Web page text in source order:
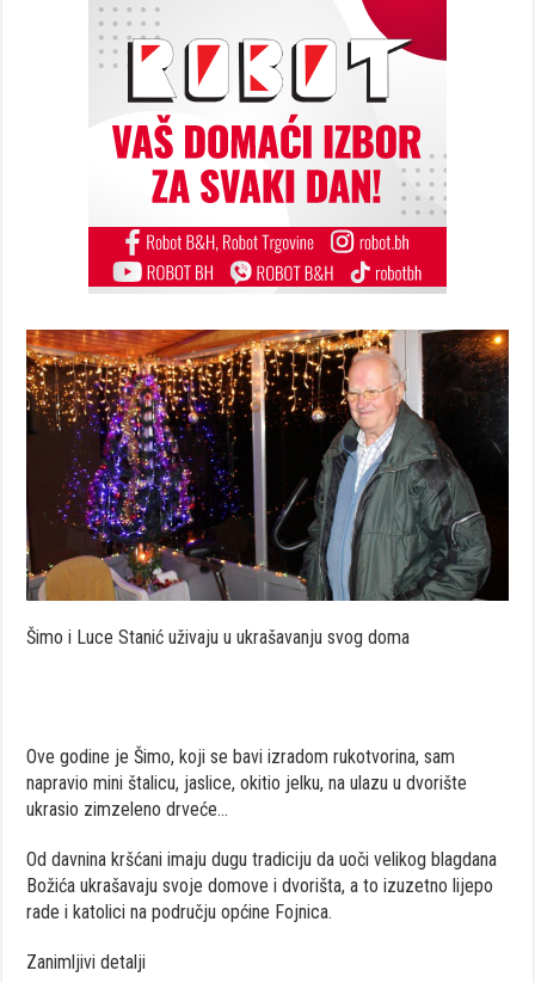
Šimo i Luce Stanić uživaju u ukrašavanju svog doma
Ove godine je Šimo, koji se bavi izradom rukotvorina, sam
napravio mini štalicu, jaslice, okitio jelku, na ulazu u dvorište
ukrasio zimzeleno drveće…
Od davnina kršćani imaju dugu tradiciju da uoči velikog blagdana
Božića ukrašavaju svoje domove i dvorišta, a to izuzetno lijepo
rade i katolici na području općine Fojnica.
Zanimljivi detalji